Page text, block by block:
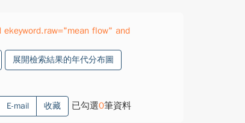
flow" and
展開檢索結果的年代分布圖
E-mail 收藏 已勾選0筆資料